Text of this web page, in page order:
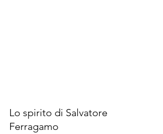
Lo spirito di Salvatore
Ferragamo